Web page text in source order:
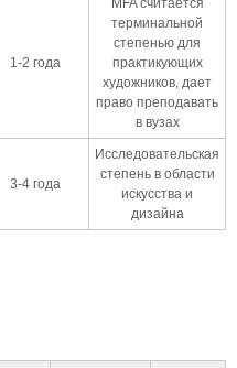
1-2 года
MFA считается
терминальной
степенью для
практикующих
художников, дает
право преподавать
в вузах
3-4 года
Исследовательская
степень в области
искусства и
дизайна